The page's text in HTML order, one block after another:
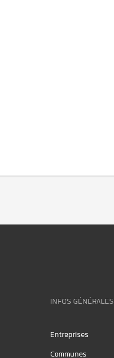
INFOS GÉNÉRALES
Entreprises
Communes